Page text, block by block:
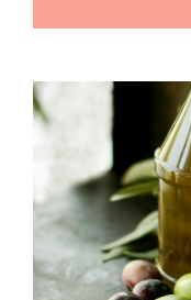
Маски с маслом
популярностью. Вот
легко приготовить